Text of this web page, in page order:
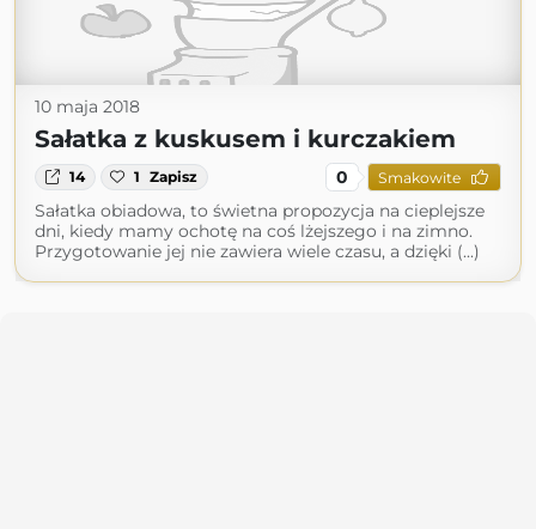
10 maja 2018
Sałatka z kuskusem i kurczakiem
14 1 Zapisz 0 Smakowite
Sałatka obiadowa, to świetna propozycja na cieplejsze
dni, kiedy mamy ochotę na coś lżejszego i na zimno.
Przygotowanie jej nie zawiera wiele czasu, a dzięki (...)